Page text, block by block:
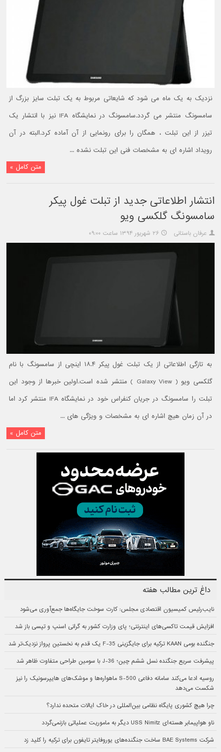
نزدیک به یک ماه می شود که شایعاتی مربوط به یک تبلت سایز بزرگ از
سامسونگ منتشر می گردد.سامسونگ در نمایشگاه IFA نیز با انتشار یک
تیزر از این تبلت ، همگان را برای رونمایی از آن آماده کرد.البته در آن
رویداد اشاره ای به مشخصات فنی این تبلت نشده ...
متن کامل »
انتشار اطلاعاتی جدید از تبلت غول پیکر
سامسونگ گلکسی ویو
عرفان باستانی ۲۶ شهریور ۱۳۹۴ ساعت ۰۹:۰۰
به تازگی اطلاعاتی از یک تبلت غول پیکر ۱۸.۴ اینچی از سامسونگ با نام
گلکسی ویو ( Galaxy View ) منتشر شده است.اولین خبرها از وجود این
تبلت را سامسونگ در جریان کنفراس خود در نمایشگاه IFA منتشر کرد اما
در آن زمان هیچ اشاره ای به مشخصات و ویژگی های ...
متن کامل »
داغ ترین مطالب هفته
نایب‌رئیس کمیسیون اقتصادی مجلس: کارت سوخت جایگاه‌ها جمع‌آوری می‌شود
افزایش قیمت تاکسی‌های اینترنتی؛ پای وزارت کشور به گرانی اسنپ و تپسی باز شد
جنگنده بومی KAAN ترکیه برای جایگزینی F-35 یک قدم به نخستین پرواز نزدیک‌تر شد
پیشرفت سریع جنگنده نسل ششم چین؛ J-36 با سومین طراحی متفاوت ظاهر شد
روسیه ادعا می‌کند سامانه دفاعی S-500 ماهواره‌ها و موشک‌های هایپرسونیک را نیز
شکست می‌دهد
چرا هیچ کشوری پایگاه نظامی بین‌المللی در خاک ایالات متحده ندارد؟
ناو هواپیمابر هسته‌ای USS Nimitz دیگر به ماموریت عملیاتی بازنمی‌گردد
شرکت BAE Systems ساخت جنگنده‌های یوروفایتر تایفون برای ترکیه را کلید زد